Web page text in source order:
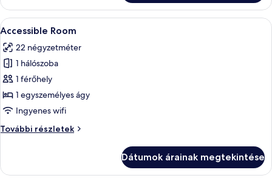
további
részletei
A
következő
szoba
összes
képének
megtekintése:
Accessible
Pehelypaplan, minibár, széf a
4
Accessible Room
22 négyzetméter
1 hálószoba
1 férőhely
1 egyszemélyes ágy
Ingyenes wifi
További részletek
Accessible
Dátumok árainak megtekintése